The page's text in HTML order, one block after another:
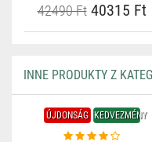
42490 Ft40315 Ft
INNE PRODUKTY Z
ÚJDONSÁG KEDVEZMÉNY